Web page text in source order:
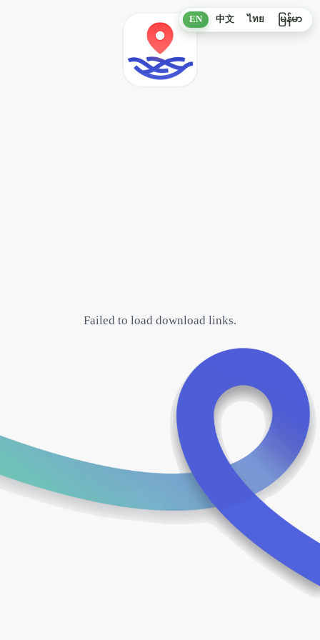
EN 中文 ไทย မြန်မာ
Failed to load download links.